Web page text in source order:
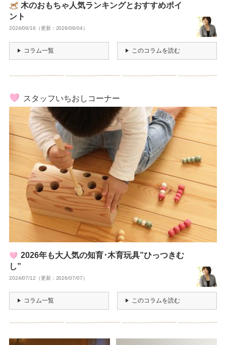
木のおもちゃ人気ランキングとおすすめポイ
ント
2024/09/16（更新：2026/08/04）
コラム一覧 このコラムを読む
スタッフいちおしコーナー
2026年も大人気の知育･木育玩具”ひっつきむ
し”
2024/07/12（更新：2026/07/07）
コラム一覧 このコラムを読む